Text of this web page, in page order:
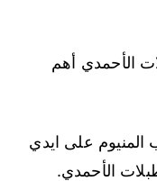
الأحمدي أهم
المنيوم على ايدي
الأحمدي.